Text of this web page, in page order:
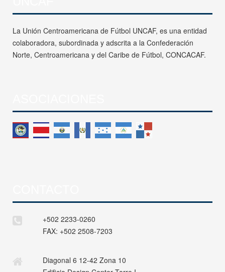
La Unión Centroamericana de Fútbol UNCAF, es una entidad
colaboradora, subordinada y adscrita a la Confederación
Norte, Centroamericana y del Caribe de Fútbol, CONCACAF.
+502 2233-0260
FAX: +502 2508-7203
Diagonal 6 12-42 Zona 10